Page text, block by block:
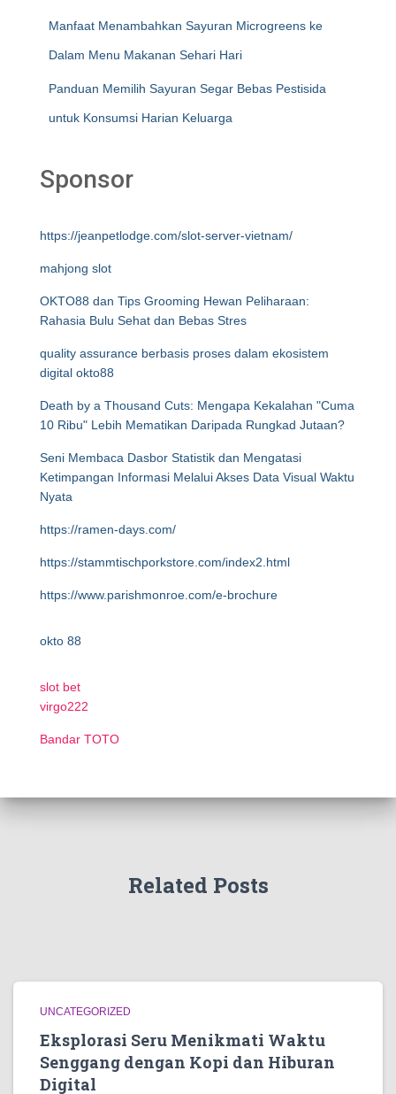
Manfaat Menambahkan Sayuran Microgreens ke
Dalam Menu Makanan Sehari Hari
Panduan Memilih Sayuran Segar Bebas Pestisida
untuk Konsumsi Harian Keluarga
Sponsor
https://jeanpetlodge.com/slot-server-vietnam/
mahjong slot
OKTO88 dan Tips Grooming Hewan Peliharaan:
Rahasia Bulu Sehat dan Bebas Stres
quality assurance berbasis proses dalam ekosistem
digital okto88
Death by a Thousand Cuts: Mengapa Kekalahan "Cuma
10 Ribu" Lebih Mematikan Daripada Rungkad Jutaan?
Seni Membaca Dasbor Statistik dan Mengatasi
Ketimpangan Informasi Melalui Akses Data Visual Waktu
Nyata
https://ramen-days.com/
https://stammtischporkstore.com/index2.html
https://www.parishmonroe.com/e-brochure
okto 88
slot bet
virgo222
Bandar TOTO
Related Posts
UNCATEGORIZED
Eksplorasi Seru Menikmati Waktu
Senggang dengan Kopi dan Hiburan
Digital